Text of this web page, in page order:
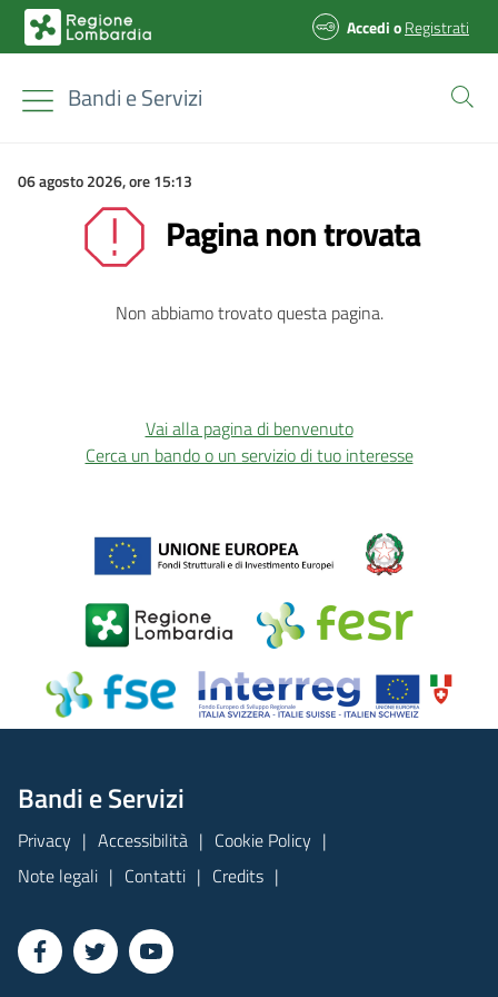
AccedioRegistrati
Bandi e Servizi
06 agosto 2026, ore 15:13
Pagina non trovata
Non abbiamo trovato questa pagina.
Vai alla pagina di benvenuto
Cerca un bando o un servizio di tuo interesse
Bandi e Servizi
Privacy Accessibilità
Cookie Policy
Note legali
Contatti Credits